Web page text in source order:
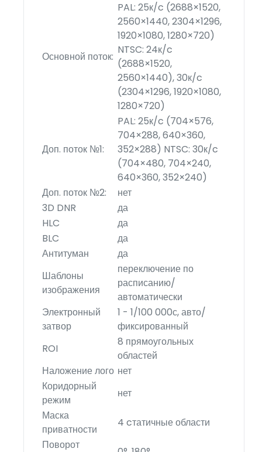
Основной поток:
PAL: 25к/c (2688×1520,
2560×1440, 2304×1296,
1920×1080, 1280×720)
NTSC: 24к/c
(2688×1520,
2560×1440), 30к/c
(2304×1296, 1920×1080,
1280×720)
Доп. поток №1:
PAL: 25к/c (704×576,
704×288, 640×360,
352×288) NTSC: 30к/c
(704×480, 704×240,
640×360, 352×240)
Доп. поток №2:
нет
3D DNR
да
HLC
да
BLC
да
Антитуман
да
Шаблоны
изображения
переключение по
расписанию/
автоматически
Электронный
затвор
1 - 1/100 000с, авто/
фиксированный
ROI
8 прямоугольных
областей
Наложение лого нет
Коридорный
режим
нет
Маска
приватности
4 cтатичные области
Поворот